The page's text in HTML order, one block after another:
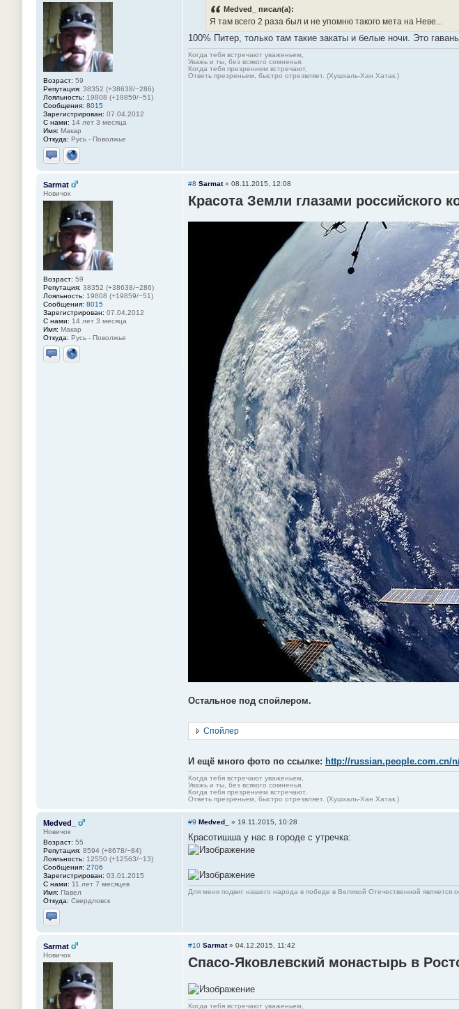
Возраст: 59
Репутация: 38352 (+38638/−286)
Лояльность: 19808 (+19859/−51)
Сообщения: 8015
Зарегистрирован: 07.04.2012
С нами: 14 лет 3 месяца
Имя: Макар
Откуда: Русь - Поволжье
Отправить личное сообщение
Сайт
Medved_ писал(а):
Я там всего 2 раза был и не упомню такого мета на Неве...
100% Питер, только там такие закаты и белые ночи. Это
Когда тебя встречают уваженьем,
Уважь и ты, без всякого сомненья.
Когда тебя презрением встречают,
Ответь презреньем, быстро отрезвляет. (Хушхаль-Хан Хатак.)
Sarmat
Новичок
Возраст: 59
Репутация: 38352 (+38638/−286)
Лояльность: 19808 (+19859/−51)
Сообщения: 8015
Зарегистрирован: 07.04.2012
С нами: 14 лет 3 месяца
Имя: Макар
Откуда: Русь - Поволжье
Отправить личное сообщение
Сайт
#8 Sarmat» 08.11.2015, 12:08
Красота Земли глазами российского
Остальное под спойлером.
Спойлер
И ещё много фото по ссылке: http://russian.people.com.cn/n/
Когда тебя встречают уваженьем,
Уважь и ты, без всякого сомненья.
Когда тебя презрением встречают,
Ответь презреньем, быстро отрезвляет. (Хушхаль-Хан Хатак.)
Medved_
Новичок
Возраст: 55
Репутация: 8594 (+8678/−84)
Лояльность: 12550 (+12563/−13)
Сообщения: 2706
Зарегистрирован: 03.01.2015
С нами: 11 лет 7 месяцев
Имя: Павел
Откуда: Свердловск
Отправить личное сообщение
#9 Medved_ » 19.11.2015, 10:28
Красотишша у нас в городе с утречка:
Для меня подвиг нашего народа в победе в Великой Отечественной является
Sarmat
Новичок
#10 Sarmat» 04.12.2015, 11:42
Спасо-Яковлевский монастырь в
Когда тебя встречают уваженьем,